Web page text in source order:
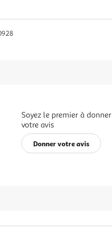
Soyez le premier à donner
votre avis
Donner votre avis